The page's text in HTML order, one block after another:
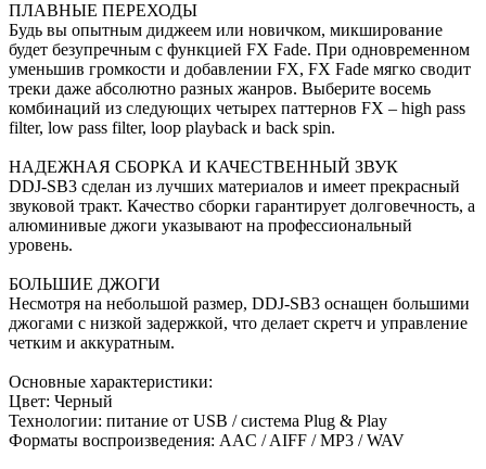
ПЛАВНЫЕ ПЕРЕХОДЫ
Будь вы опытным диджеем или новичком, микширование
будет безупречным с функцией FX Fade. При одновременном
уменьшив громкости и добавлении FX, FX Fade мягко сводит
треки даже абсолютно разных жанров. Выберите восемь
комбинаций из следующих четырех паттернов FX – high pass
filter, low pass filter, loop playback и back spin.
НАДЕЖНАЯ СБОРКА И КАЧЕСТВЕННЫЙ ЗВУК
DDJ-SB3 сделан из лучших материалов и имеет прекрасный
звуковой тракт. Качество сборки гарантирует долговечность, а
алюминивые джоги указывают на профессиональный
уровень.
БОЛЬШИЕ ДЖОГИ
Несмотря на небольшой размер, DDJ-SB3 оснащен большими
джогами с низкой задержкой, что делает скретч и управление
четким и аккуратным.
Основные характеристики:
Цвет: Черный
Технологии: питание от USB / система Plug & Play
Форматы воспроизведения: AAC / AIFF / MP3 / WAV